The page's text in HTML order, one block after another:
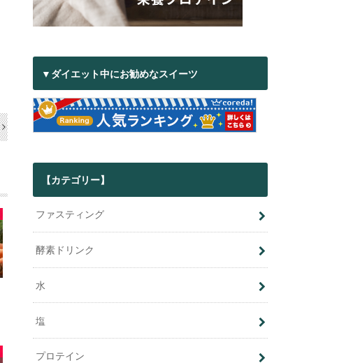
▼ダイエット中にお勧めなスイーツ
【カテゴリー】
ファスティング
酵素ドリンク
水
塩
プロテイン